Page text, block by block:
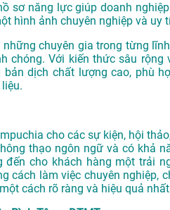
sơ năng lực giúp doanh
hình ảnh chuyên nghiệp và uy
chuyên gia trong từng
chóng. Với kiến thức sâu
dịch chất lượng cao, phù
cho các sự kiện, hội
thạo ngôn ngữ và có khả
cho khách hàng một trải
cách làm việc chuyên nghiệp,
cách rõ ràng và hiệu quả